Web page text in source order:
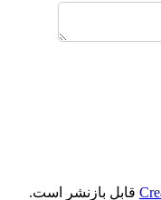
قابل بازنشر است.